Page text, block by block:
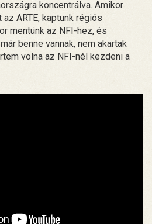
koncentrálva. Amikor
ARTE, kaptunk régiós
mentünk az NFI-hez, és
benne vannak, nem akartak
volna az NFI-nél kezdeni a